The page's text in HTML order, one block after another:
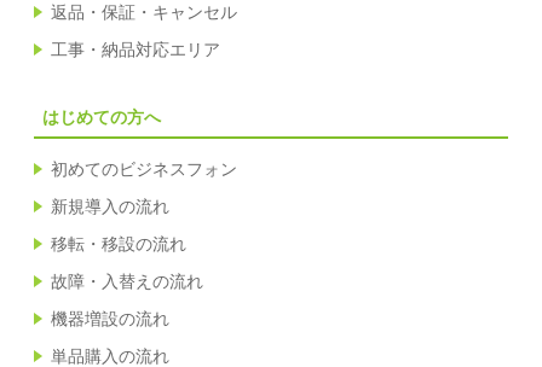
返品・保証・キャンセル
工事・納品対応エリア
はじめての方へ
初めてのビジネスフォン
新規導入の流れ
移転・移設の流れ
故障・入替えの流れ
機器増設の流れ
単品購入の流れ